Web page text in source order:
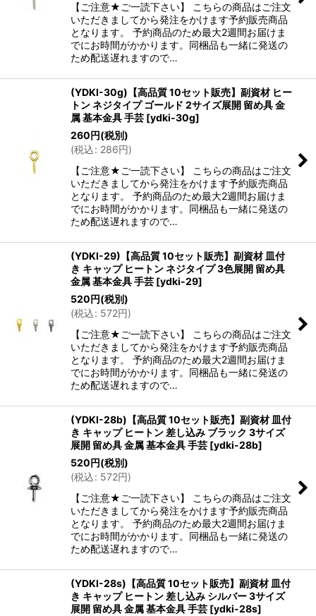
【ご注意★ご一読下さい】 こちらの商品はご注文
いただきましてから発注をかけます予約販売商品
となります。 予約商品のため最大2週間お届けま
でにお時間がかかります。同梱品も一緒に発送の
ため配送遅れますので…
(YDKI-30g)【高品質 10セット販売】副資材 ヒー
トン ネジタイプ ゴールド 2サイズ展開 留め具 金
属 基本金具 手芸 [ydki-30g]
260円(税別)
(税込: 286円)
【ご注意★ご一読下さい】 こちらの商品はご注文
いただきましてから発注をかけます予約販売商品
となります。 予約商品のため最大2週間お届けま
でにお時間がかかります。同梱品も一緒に発送の
ため配送遅れますので…
(YDKI-29)【高品質 10セット販売】副資材 皿付
き キャップ ヒートン ネジタイプ 3色展開 留め具
金属 基本金具 手芸 [ydki-29]
520円(税別)
(税込: 572円)
【ご注意★ご一読下さい】 こちらの商品はご注文
いただきましてから発注をかけます予約販売商品
となります。 予約商品のため最大2週間お届けま
でにお時間がかかります。同梱品も一緒に発送の
ため配送遅れますので…
(YDKI-28b)【高品質 10セット販売】副資材 皿付
き キャップ ヒートン 差し込み ブラック 3サイズ
展開 留め具 金属 基本金具 手芸 [ydki-28b]
520円(税別)
(税込: 572円)
【ご注意★ご一読下さい】 こちらの商品はご注文
いただきましてから発注をかけます予約販売商品
となります。 予約商品のため最大2週間お届けま
でにお時間がかかります。同梱品も一緒に発送の
ため配送遅れますので…
(YDKI-28s)【高品質 10セット販売】副資材 皿付
き キャップ ヒートン 差し込み シルバー 3サイズ
展開 留め具 金属 基本金具 手芸 [ydki-28s]